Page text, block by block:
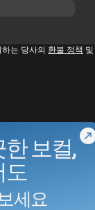
는 당사의 환불 정책 및
보컬,
세요